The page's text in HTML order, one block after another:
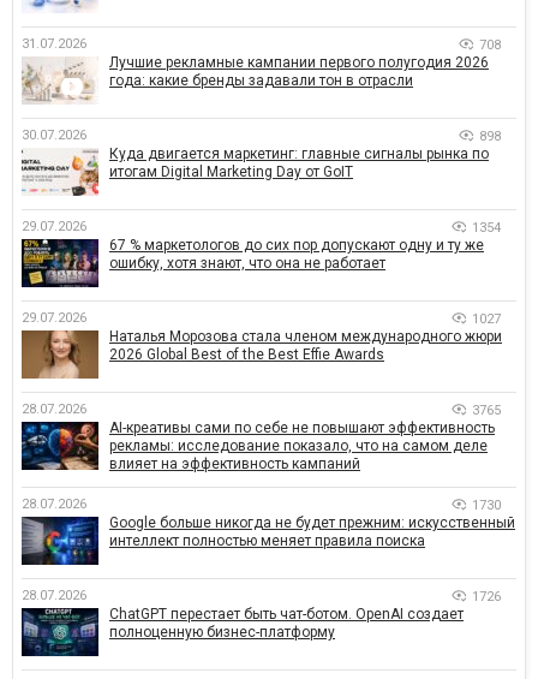
31.07.2026 708
Лучшие рекламные кампании первого полугодия 2026
года: какие бренды задавали тон в отрасли
30.07.2026 898
Куда двигается маркетинг: главные сигналы рынка по
итогам Digital Marketing Day от GoIT
29.07.2026 1354
67 % маркетологов до сих пор допускают одну и ту же
ошибку, хотя знают, что она не работает
29.07.2026 1027
Наталья Морозова стала членом международного жюри
2026 Global Best of the Best Effie Awards
28.07.2026 3765
AI-креативы сами по себе не повышают эффективность
рекламы: исследование показало, что на самом деле
влияет на эффективность кампаний
28.07.2026 1730
Google больше никогда не будет прежним: искусственный
интеллект полностью меняет правила поиска
28.07.2026 1726
ChatGPT перестает быть чат-ботом. OpenAI создает
полноценную бизнес-платформу